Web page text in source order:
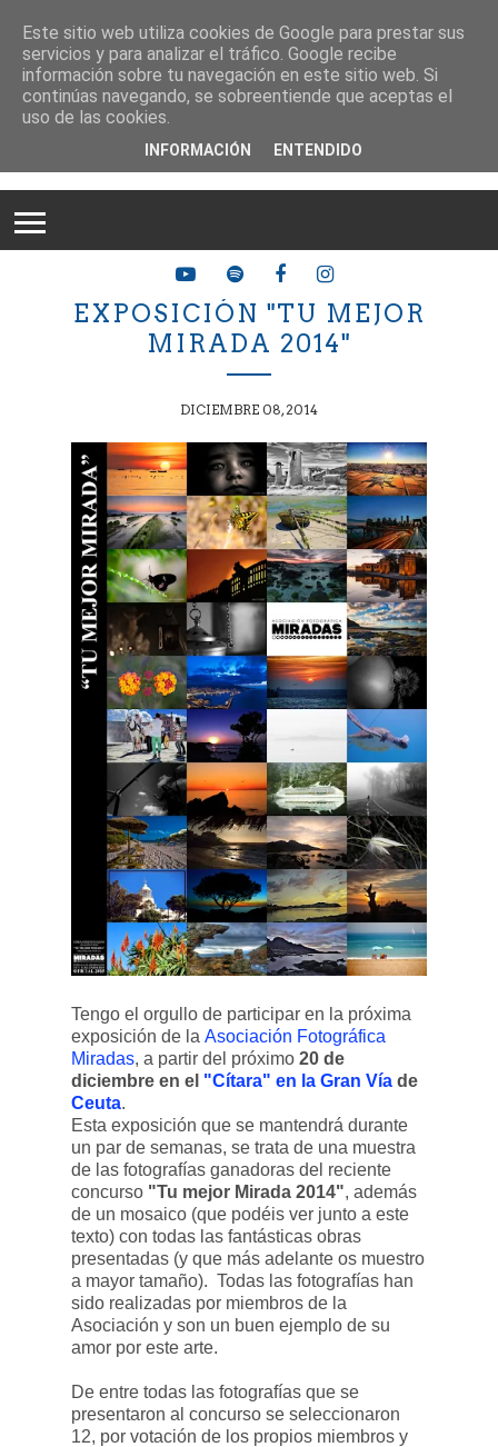
EXPOSICIÓN "TU MEJOR
MIRADA 2014"
DICIEMBRE 08, 2014
Tengo el orgullo de participar en la próxima
exposición de la Asociación Fotográfica
Miradas, a partir del próximo 20 de
diciembre en el "Cítara" en la Gran Vía de
Ceuta.
Esta exposición que se mantendrá durante
un par de semanas, se trata de una muestra
de las fotografías ganadoras del reciente
concurso "Tu mejor Mirada 2014", además
de un mosaico (que podéis ver junto a este
texto) con todas las fantásticas obras
presentadas (y que más adelante os muestro
a mayor tamaño). Todas las fotografías han
sido realizadas por miembros de la
Asociación y son un buen ejemplo de su
amor por este arte.
De entre todas las fotografías que se
presentaron al concurso se seleccionaron
12, por votación de los propios miembros y
Este sitio web utiliza cookies de Google para prestar sus
servicios y para analizar el tráfico. Google recibe
información sobre tu navegación en este sitio web. Si
continúas navegando, se sobreentiende que aceptas el
uso de las cookies.
INFORMACIÓN ENTENDIDO